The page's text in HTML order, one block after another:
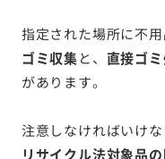
指定された場所に不
ゴミ収集と、 直接ゴ
があります。
注意しなければいけな
リサイクル法対象品